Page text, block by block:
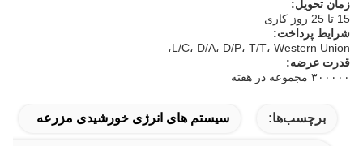
زمان تحویل:
15 تا 25 روز کاری
شرایط پرداخت:
L/C، D/A، D/P، T/T، Western Union،
قدرت عرضه:
۳۰۰۰۰۰ مجموعه در هفته
برچسب‌ها: سیستم های انرژی خورشیدی مزرعه